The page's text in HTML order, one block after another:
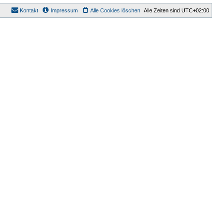
Alle Zeiten sind UTC+02:00
Alle Cookies löschen
Impressum
Kontakt